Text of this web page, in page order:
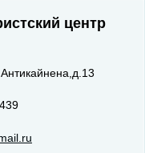
центр